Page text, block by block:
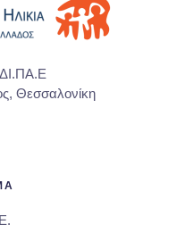
Θεσσαλονίκη